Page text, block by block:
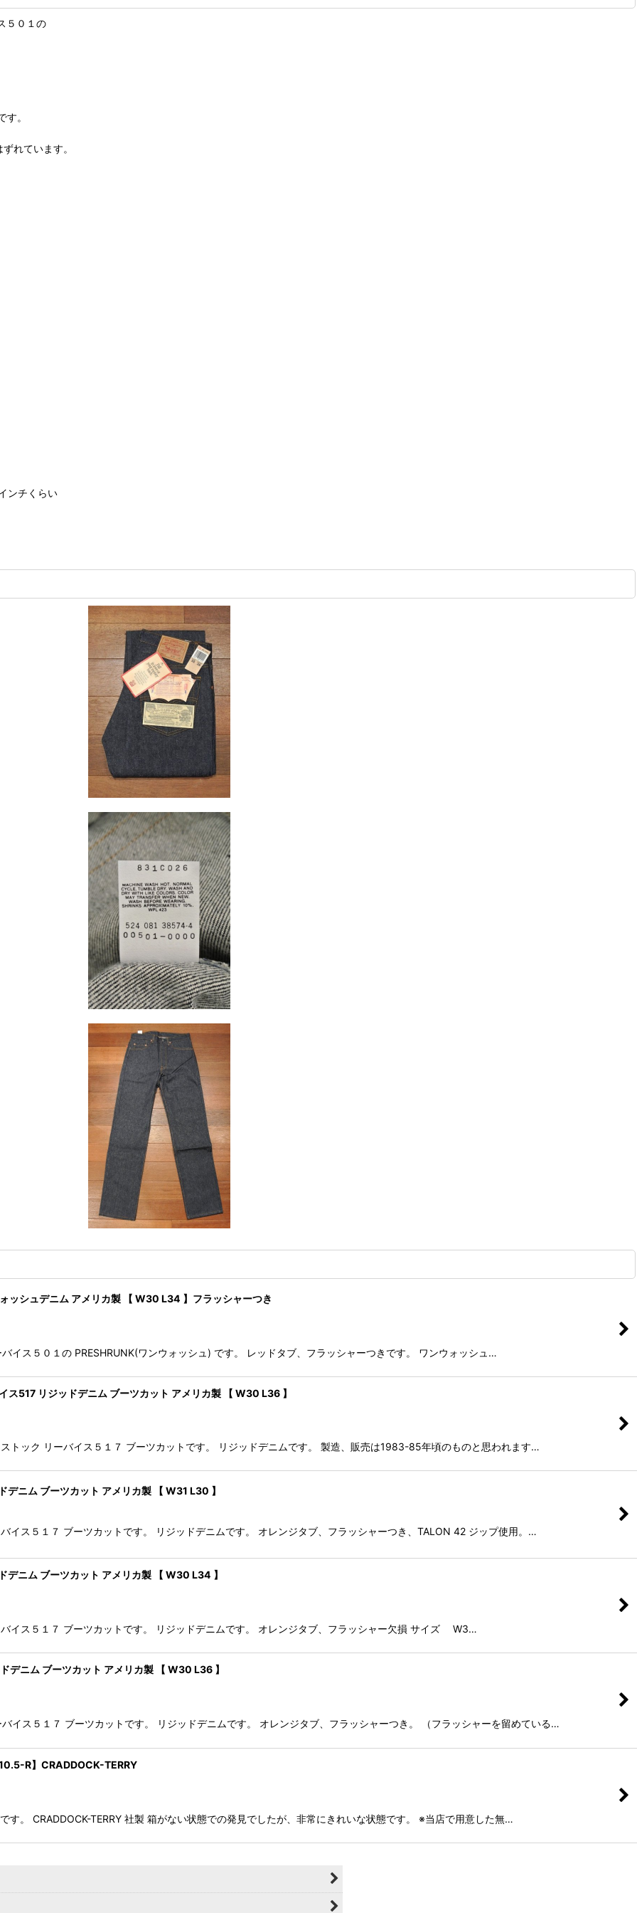
５０１の
。
れています。
ンチくらい
シュデニム アメリカ製 【 W30 L34 】フラッシャーつき
イス５０１の PRESHRUNK(ワンウォッシュ) です。 レッドタブ、フラッシャーつきです。 ワンウォッシュ…
517 リジッドデニム ブーツカット アメリカ製 【 W30 L36 】
トック リーバイス５１７ ブーツカットです。 リジッドデニムです。 製造、販売は1983-85年頃のものと思われます…
ニム ブーツカット アメリカ製 【 W31 L30 】
イス５１７ ブーツカットです。 リジッドデニムです。 オレンジタブ、フラッシャーつき、TALON 42 ジップ使用。…
ニム ブーツカット アメリカ製 【 W30 L34 】
イス５１７ ブーツカットです。 リジッドデニムです。 オレンジタブ、フラッシャー欠損 サイズ W3…
ニム ブーツカット アメリカ製 【 W30 L36 】
イス５１７ ブーツカットです。 リジッドデニムです。 オレンジタブ、フラッシャーつき。 （フラッシャーを留めている…
R】CRADDOCK-TERRY
す。 CRADDOCK-TERRY 社製 箱がない状態での発見でしたが、非常にきれいな状態です。 ※当店で用意した無…